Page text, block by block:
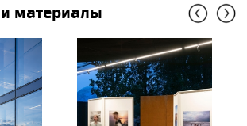
и материалы